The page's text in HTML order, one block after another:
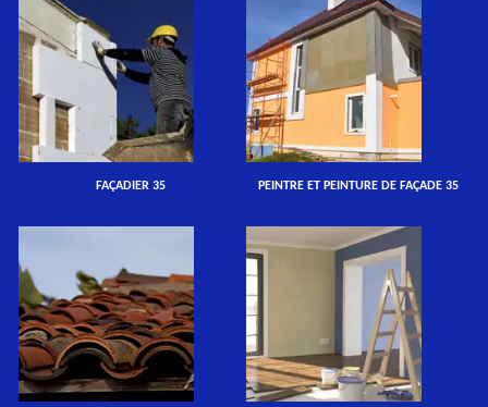
FAÇADIER 35 PEINTRE ET PEINTURE DE FAÇADE 35